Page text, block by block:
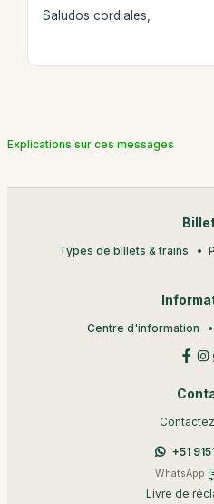
Saludos cordiales,
Explications sur ces messages
Types de billets & trains
Centre d'information
+51
WhatsApp
Livre de